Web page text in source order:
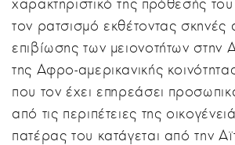
τον ρατσισμό εκθέτοντας
επιβίωσης των μειονοτήτων στην
της Αφρο-αμερικανικής
που τον έχει επηρεάσει
από τις περιπέτειες της
πατέρας του κατάγεται από την